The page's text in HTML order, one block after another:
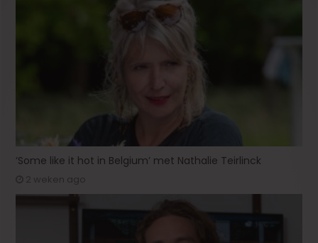
‘Some like it hot in Belgium’ met Nathalie Teirlinck
2 weken ago